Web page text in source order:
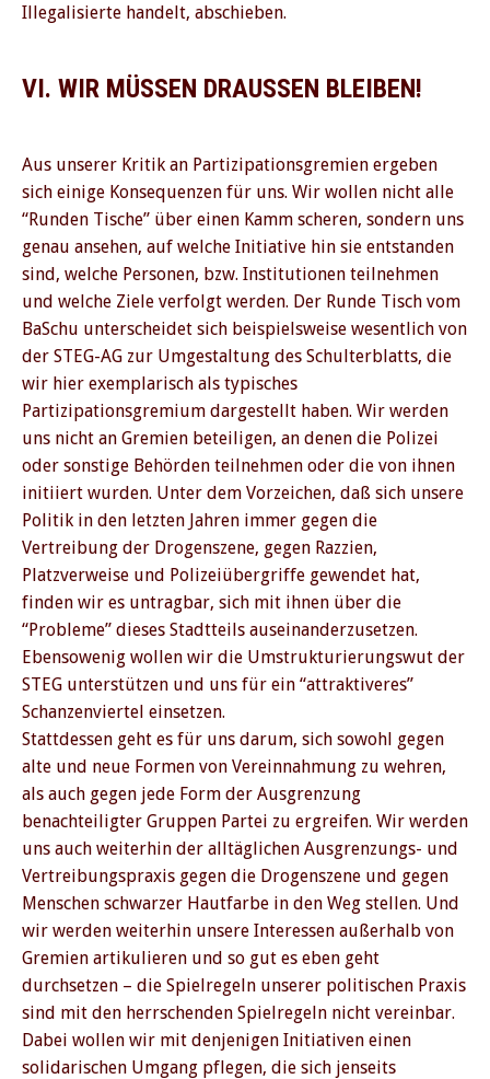
Illegalisierte handelt, abschieben.
VI. WIR MÜSSEN DRAUSSEN BLEIBEN!
Aus unserer Kritik an Partizipationsgremien ergeben
sich einige Konsequenzen für uns. Wir wollen nicht alle
“Runden Tische” über einen Kamm scheren, sondern uns
genau ansehen, auf welche Initiative hin sie entstanden
sind, welche Personen, bzw. Institutionen teilnehmen
und welche Ziele verfolgt werden. Der Runde Tisch vom
BaSchu unterscheidet sich beispielsweise wesentlich von
der STEG-AG zur Umgestaltung des Schulterblatts, die
wir hier exemplarisch als typisches
Partizipationsgremium dargestellt haben. Wir werden
uns nicht an Gremien beteiligen, an denen die Polizei
oder sonstige Behörden teilnehmen oder die von ihnen
initiiert wurden. Unter dem Vorzeichen, daß sich unsere
Politik in den letzten Jahren immer gegen die
Vertreibung der Drogenszene, gegen Razzien,
Platzverweise und Polizeiübergriffe gewendet hat,
finden wir es untragbar, sich mit ihnen über die
“Probleme” dieses Stadtteils auseinanderzusetzen.
Ebensowenig wollen wir die Umstrukturierungswut der
STEG unterstützen und uns für ein “attraktiveres”
Schanzenviertel einsetzen.
Stattdessen geht es für uns darum, sich sowohl gegen
alte und neue Formen von Vereinnahmung zu wehren,
als auch gegen jede Form der Ausgrenzung
benachteiligter Gruppen Partei zu ergreifen. Wir werden
uns auch weiterhin der alltäglichen Ausgrenzungs- und
Vertreibungspraxis gegen die Drogenszene und gegen
Menschen schwarzer Hautfarbe in den Weg stellen. Und
wir werden weiterhin unsere Interessen außerhalb von
Gremien artikulieren und so gut es eben geht
durchsetzen – die Spielregeln unserer politischen Praxis
sind mit den herrschenden Spielregeln nicht vereinbar.
Dabei wollen wir mit denjenigen Initiativen einen
solidarischen Umgang pflegen, die sich jenseits